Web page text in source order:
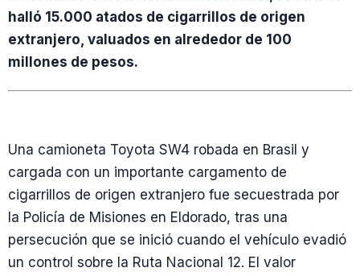
halló 15.000 atados de cigarrillos de origen
extranjero, valuados en alrededor de 100
millones de pesos.
Una camioneta Toyota SW4 robada en Brasil y
cargada con un importante cargamento de
cigarrillos de origen extranjero fue secuestrada por
la Policía de Misiones en Eldorado, tras una
persecución que se inició cuando el vehículo evadió
un control sobre la Ruta Nacional 12. El valor